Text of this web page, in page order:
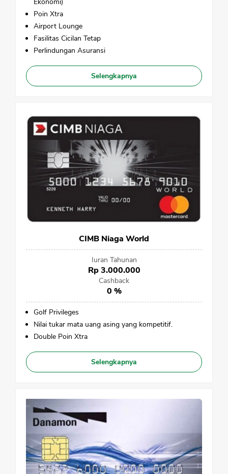
Poin Xtra
Airport Lounge
Fasilitas Cicilan Tetap
Perlindungan Asuransi
Selengkapnya
CIMB Niaga World
Iuran Tahunan
Rp 3.000.000
Cashback
0 %
Golf Privileges
Nilai tukar mata uang asing yang kompetitif.
Double Poin Xtra
Selengkapnya